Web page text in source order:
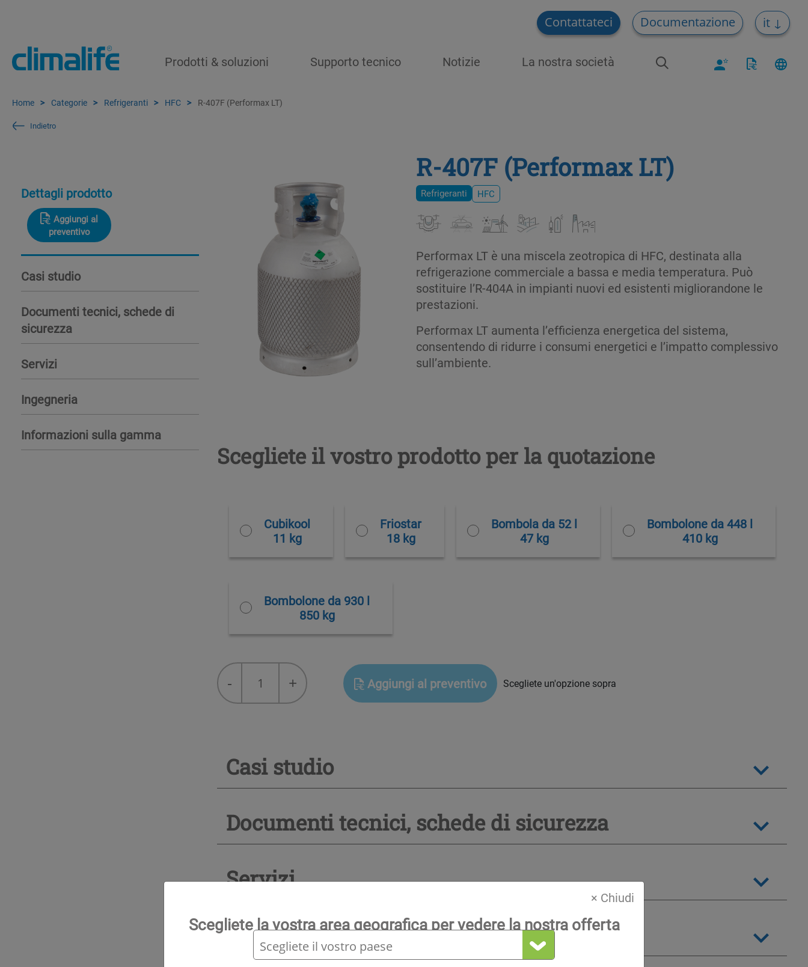
Contattateci Documentazione it
Prodotti & soluzioni Supporto tecnico Notizie La nostra società
Home Categorie Refrigeranti HFC R-407F (Performax LT)
× Chiudi
Scegliete la vostra area geografica per vedere la nostra offerta
locale
Indietro
Dettagli prodotto
Aggiungi al
preventivo
Casi studio
Documenti tecnici, schede di
sicurezza
Servizi
Ingegneria
Informazioni sulla gamma
R-407F (Performax LT)
Refrigeranti HFC
Performax LT è una miscela zeotropica di HFC, destinata alla
refrigerazione commerciale a bassa e media temperatura. Può
sostituire l’R-404A in impianti nuovi ed esistenti migliorandone le
prestazioni.
Performax LT aumenta l’efficienza energetica del sistema,
consentendo di ridurre i consumi energetici e l’impatto complessivo
sull’ambiente.
Scegliete il vostro prodotto per la quotazione
Cubikool
11 kg
Friostar
18 kg
Bombola da 52 l
47 kg
Bombolone da 448 l
410 kg
Bombolone da 930 l
850 kg
R-
407F
(Performax
- + Aggiungi al preventivo Scegliete un'opzione sopra
Casi studio
Documenti tecnici, schede di sicurezza
Servizi
Ingegneria